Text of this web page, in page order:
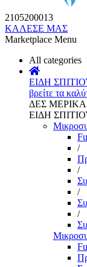
2105200013
ΚΑΛΕΣΕ ΜΑΣ
Marketplace Menu
All categories
ΕΙΔΗ
βρείτε τα
ΔΕΣ
ΕΙΔΗ
/
/
/
/